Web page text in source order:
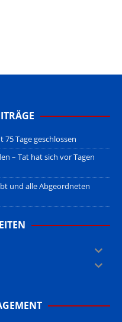
Tage geschlossen
– Tat hat sich vor Tagen
und alle Abgeordneten